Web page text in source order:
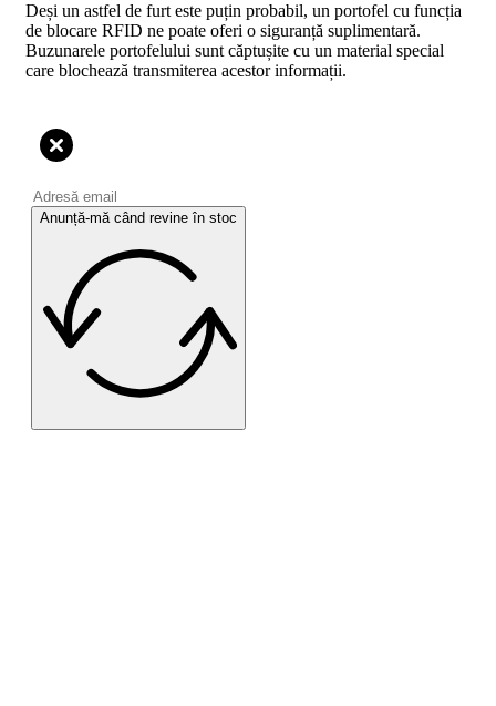
Deși un astfel de furt este puțin probabil, un portofel cu funcția
de blocare RFID ne poate oferi o siguranță suplimentară.
Buzunarele portofelului sunt căptușite cu un material special
care blochează transmiterea acestor informații.
Anunță-mă când revine în stoc